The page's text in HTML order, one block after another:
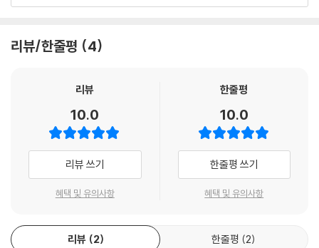
2 프로젝트 모니터링
3 리스크 관리
연습문제
CHAPTER 04 요구 분석
1 기능 요구
기와 개발 프로세스
- 사용자의 요구를 파악하고 분석하여 명세하는 기법
- 기본적인 소프트웨어 설계 원리와 개념
- 소프트웨어의 골격인 아키텍처 설계와 객체지향 프로그램의 설계 패턴
- 품질을 높이기 위한 코딩 방법과 다양한 테스트, 검증 기법
- 소프트웨어 품질 개념과 품질을 높이기 위한 품질보증 활동, 제품 측정
및 프로세스 개선
다양하고 방대한 소프트웨어 엔지니어링 기법을 익히려면 기본 개념을 잘
이해하여야 한다. 프로그래밍으로부터 출발하여 설계와 모델링, 프로세
리뷰/한줄평 4
리뷰
10.0
리뷰 쓰기
혜택 및 유의사항
한줄평
10.0
한줄평 쓰기
혜택 및 유의사항
리뷰 2 한줄평 2